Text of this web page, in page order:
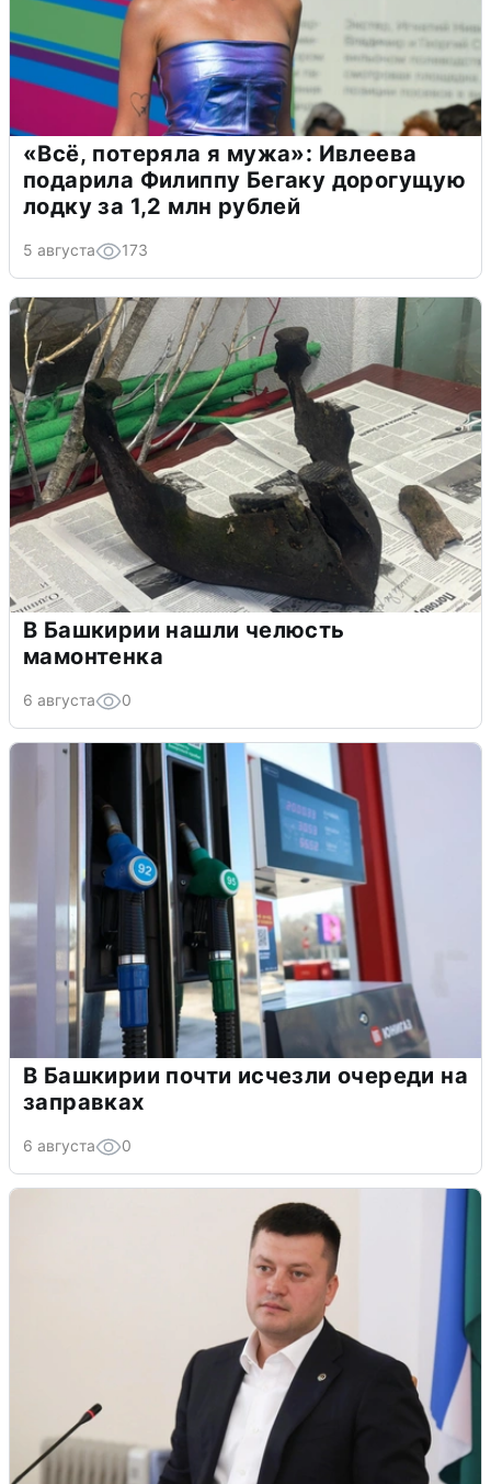
«Всё, потеряла я мужа»: Ивлеева
подарила Филиппу Бегаку дорогущую
лодку за 1,2 млн рублей
5 августа 173
В Башкирии нашли челюсть
мамонтенка
6 августа 0
В Башкирии почти исчезли очереди на
заправках
6 августа 0